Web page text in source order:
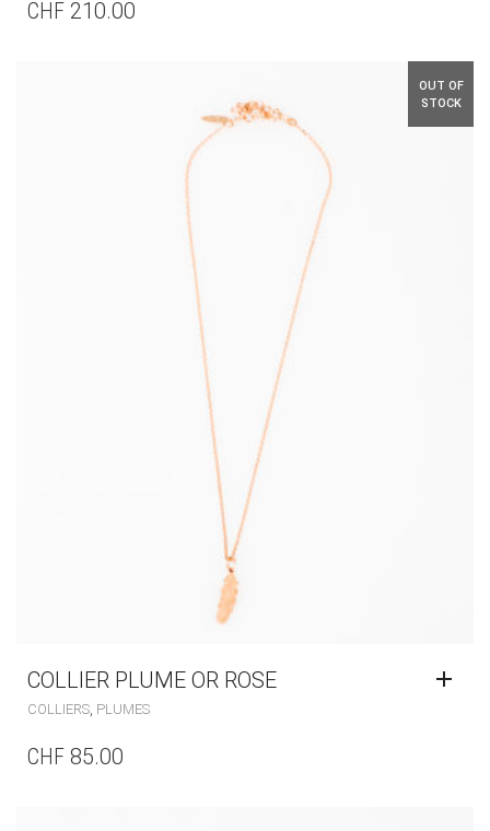
CHF 210.00
OUT OF
STOCK
COLLIER PLUME OR ROSE
COLLIERS, PLUMES
CHF 85.00